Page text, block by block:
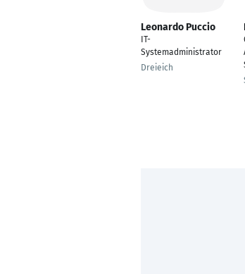
Leonardo Puccio
IT-
Systemadministrator
Dreieich